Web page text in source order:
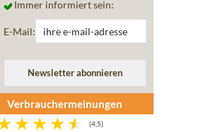
Immer informiert sein:
E-Mail:
Verbrauchermeinungen
(4,5)